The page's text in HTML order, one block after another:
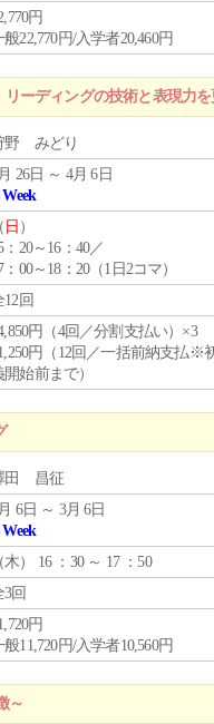
円
般22,770円/入学者20,460円
ーディングの技術と表現力
野 みどり
26日 ～ 4月 6日
日 ）
：20～16：40／
：00～18：20（1日2コマ）
12回
円（4回／分割支払い）×3
円（12回／一括前納支払※
開始前まで）
田 昌征
6日 ～ 3月 6日
木） 16 ：30 ～ 17 ：50
3回
円
般11,720円/入学者10,560円
～